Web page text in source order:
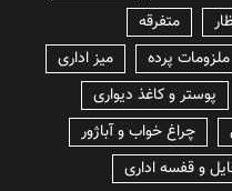
متفرقه
ملزومات پرده
میز اداری
پوستر و کاغذ دیواری
چراغ خواب و آباژور
و قفسه اداری